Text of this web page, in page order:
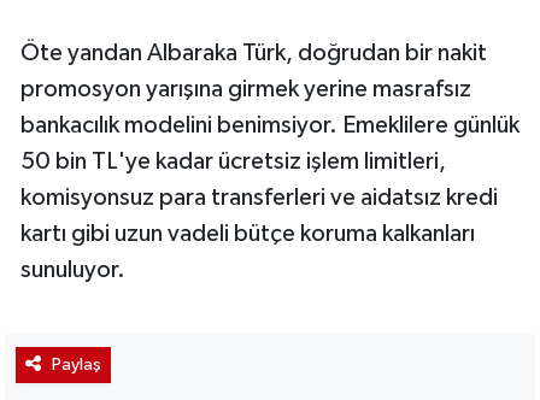
Öte yandan Albaraka Türk, doğrudan bir nakit
promosyon yarışına girmek yerine masrafsız
bankacılık modelini benimsiyor. Emeklilere günlük
50 bin TL'ye kadar ücretsiz işlem limitleri,
komisyonsuz para transferleri ve aidatsız kredi
kartı gibi uzun vadeli bütçe koruma kalkanları
sunuluyor.
Paylaş